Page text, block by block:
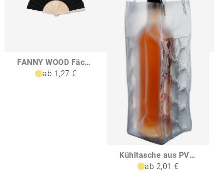
FANNY WOOD Fächer
ab 1,27 €
Kühltasche aus PVC Estelle
ab 2,01 €